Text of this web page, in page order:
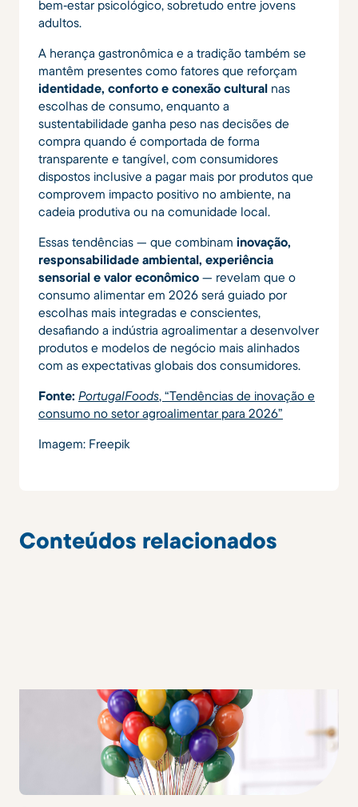
bem‑estar psicológico, sobretudo entre jovens
adultos.
A herança gastronômica e a tradição também se
mantêm presentes como fatores que reforçam
identidade, conforto e conexão cultural nas
escolhas de consumo, enquanto a
sustentabilidade ganha peso nas decisões de
compra quando é comportada de forma
transparente e tangível, com consumidores
dispostos inclusive a pagar mais por produtos que
comprovem impacto positivo no ambiente, na
cadeia produtiva ou na comunidade local.
Essas tendências — que combinam inovação,
responsabilidade ambiental, experiência
sensorial e valor econômico — revelam que o
consumo alimentar em 2026 será guiado por
escolhas mais integradas e conscientes,
desafiando a indústria agroalimentar a desenvolver
produtos e modelos de negócio mais alinhados
com as expectativas globais dos consumidores.
Fonte: PortugalFoods, “Tendências de inovação e
consumo no setor agroalimentar para 2026”
Imagem: Freepik
Conteúdos relacionados